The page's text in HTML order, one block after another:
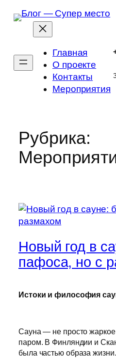
Перейти
содержимому
Главная
О проекте
Контакты
Мероприятия
Рубрика:
Новый год в
пафоса, но с
Истоки и философия
Сауна — не просто
паром. В Финляндии и
была частью образа